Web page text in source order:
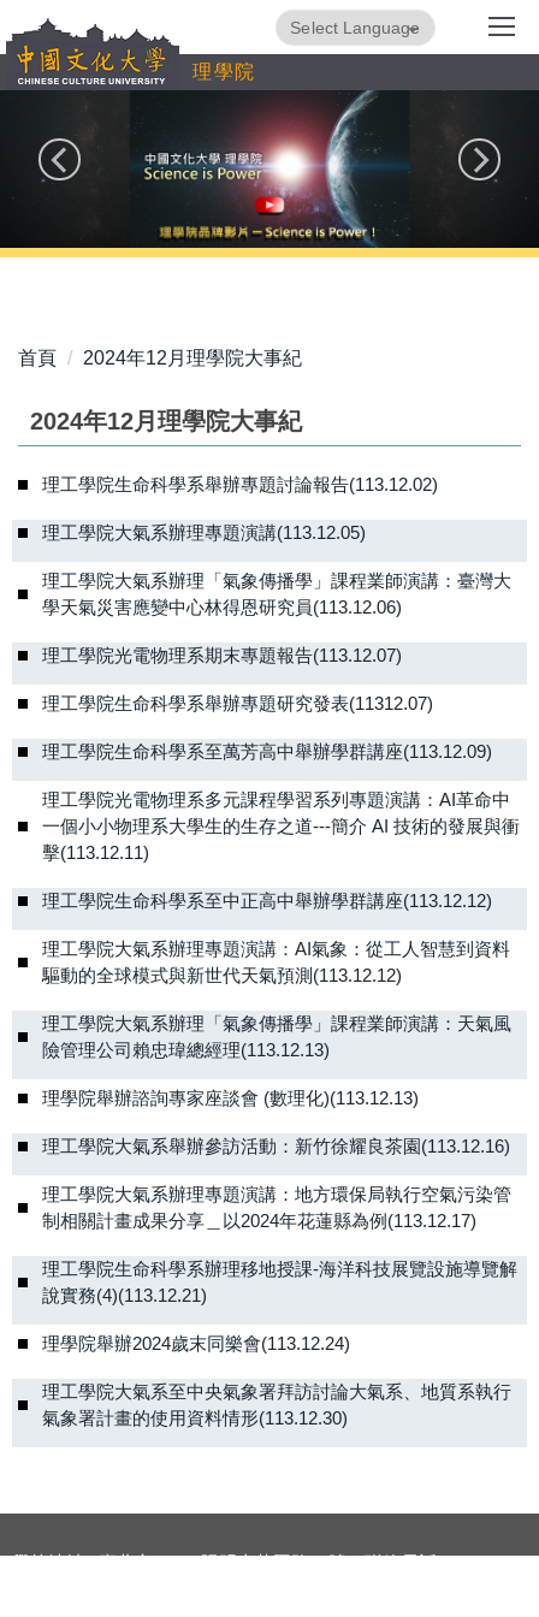
到
主
理學院
Translate
首頁 2024年12月理學院大事紀
2024年12月理學院大事紀
理工學院生命科學系舉辦專題討論報告(113.12.02)
理工學院大氣系辦理專題演講(113.12.05)
理工學院大氣系辦理「氣象傳播學」課程 業師演講：臺灣大
學天氣災害應變中心林得恩研究員(113.12.06)
理工學院光電物理系期末專題報告(113.12.07)
理工學院生命科學系舉辦專題研究發表(11312.07)
理工學院生命科學系至萬芳高中舉辦學群講座(113.12.09)
理工學院光電物理系多元課程學習系列專題演講：AI革命中
一個小小物理系大學生的生存之道---簡介 AI 技術的發展與衝
擊(113.12.11)
理工學院生命科學系至中正高中舉辦學群講座(113.12.12)
理工學院大氣系辦理專題演講：AI氣象：從工人智慧到資料
驅動的全球模式與新世代天氣預測(113.12.12)
理工學院大氣系辦理「氣象傳播學」課程 業師演講：天氣風
險管理公司賴忠瑋總經理(113.12.13)
理學院舉辦諮詢專家座談會 (數理化)(113.12.13)
理工學院大氣系舉辦參訪活動：新竹徐耀良茶園(113.12.16)
理工學院大氣系辦理專題演講：地方環保局執行空氣污染管
制相關計畫成果分享＿以2024年花蓮縣為例(113.12.17)
理工學院生命科學系辦理移地授課- 海洋科技展覽設施導覽解
說實務(4)(113.12.21)
理學院舉辦2024歲末同樂會(113.12.24)
理工學院大氣系至中央氣象署拜訪 討論大氣系、地質系執行
氣象署計畫的使用資料情形(113.12.30)
學校地址 : 臺北市11114陽明山華岡路55號，聯絡電話 : (02)2861-